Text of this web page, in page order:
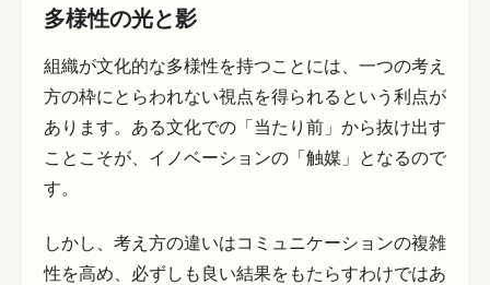
多様性の光と影
組織が文化的な多様性を持つことには、一つの考え
方の枠にとらわれない視点を得られるという利点が
あります。ある文化での「当たり前」から抜け出す
ことこそが、イノベーションの「触媒」となるので
す。
しかし、考え方の違いはコミュニケーションの複雑
性を高め、必ずしも良い結果をもたらすわけではあ